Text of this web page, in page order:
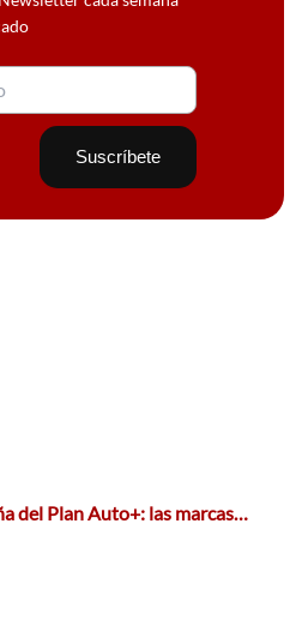
del Plan Auto+: las marcas…